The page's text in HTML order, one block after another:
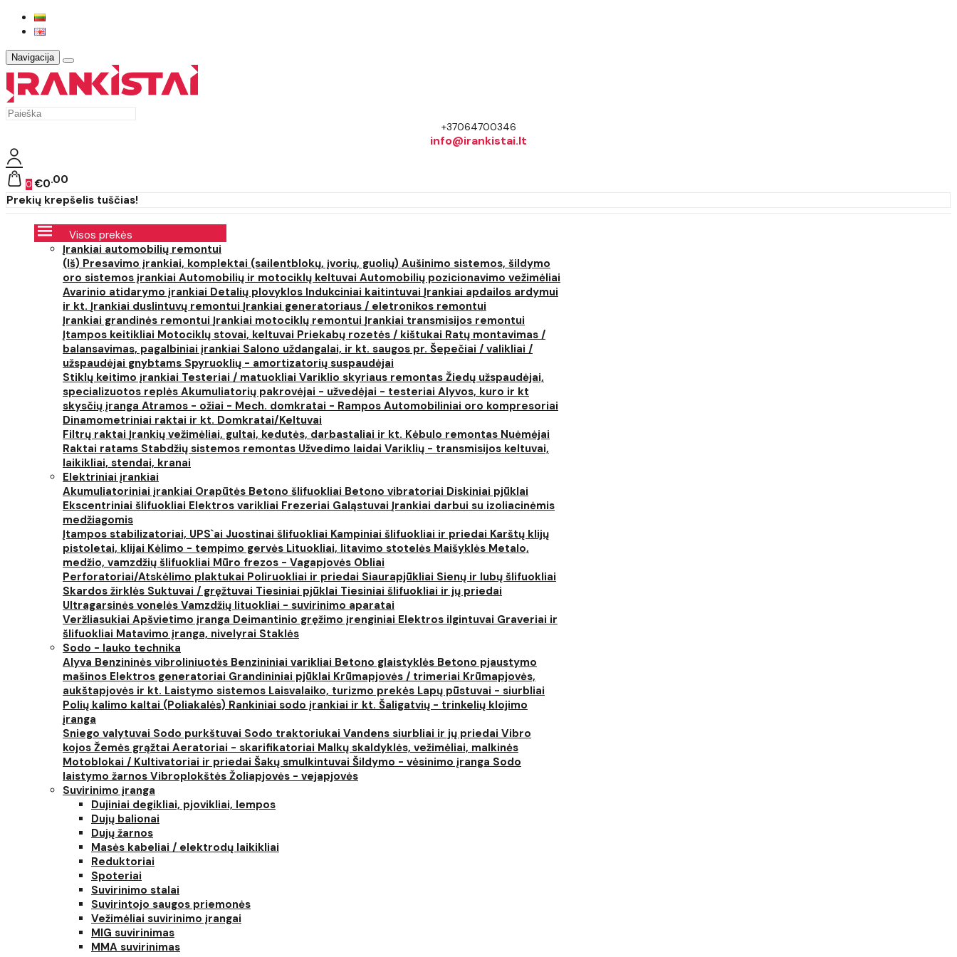
Navigacija
+37064700346
info@irankistai.lt
0 €0 00
Prekių krepšelis tuščias!
Visos prekės
Įrankiai automobilių remontui
(Iš) Presavimo įrankiai, komplektai (sailentblokų, įvorių, guolių) Aušinimo sistemos, šildymo
oro sistemos įrankiai Automobilių ir motociklų keltuvai Automobilių pozicionavimo vežimėliai
Avarinio atidarymo įrankiai Detalių plovyklos Indukciniai kaitintuvai Įrankiai apdailos ardymui
ir kt. Įrankiai duslintuvų remontui Įrankiai generatoriaus / eletronikos remontui
Įrankiai grandinės remontui Įrankiai motociklų remontui Įrankiai transmisijos remontui
Įtampos keitikliai Motociklų stovai, keltuvai Priekabų rozetės / kištukai Ratų montavimas /
balansavimas, pagalbiniai įrankiai Salono uždangalai, ir kt. saugos pr. Šepečiai / valikliai /
užspaudėjai gnybtams Spyruoklių - amortizatorių suspaudėjai
Stiklų keitimo įrankiai Testeriai / matuokliai Variklio skyriaus remontas Žiedų užspaudėjai,
specializuotos replės Akumuliatorių pakrovėjai - užvedėjai - testeriai Alyvos, kuro ir kt
skysčių įranga Atramos - ožiai - Mech. domkratai - Rampos Automobiliniai oro kompresoriai
Dinamometriniai raktai ir kt. Domkratai/Keltuvai
Filtrų raktai Įrankių vežimėliai, gultai, kedutės, darbastaliai ir kt. Kėbulo remontas Nuėmėjai
Raktai ratams Stabdžių sistemos remontas Užvedimo laidai Variklių - transmisijos keltuvai,
laikikliai, stendai, kranai
Elektriniai įrankiai
Akumuliatoriniai įrankiai Orapūtės Betono šlifuokliai Betono vibratoriai Diskiniai pjūklai
Ekscentriniai šlifuokliai Elektros varikliai Frezeriai Galąstuvai Įrankiai darbui su izoliacinėmis
medžiagomis
Įtampos stabilizatoriai, UPS`ai Juostinai šlifuokliai Kampiniai šlifuokliai ir priedai Karštų klijų
pistoletai, klijai Kėlimo - tempimo gervės Lituokliai, litavimo stotelės Maišyklės Metalo,
medžio, vamzdžių šlifuokliai Mūro frezos - Vagapjovės Obliai
Perforatoriai/Atskėlimo plaktukai Poliruokliai ir priedai Siaurapjūkliai Sienų ir lubų šlifuokliai
Skardos žirklės Suktuvai / gręžtuvai Tiesiniai pjūklai Tiesiniai šlifuokliai ir jų priedai
Ultragarsinės vonelės Vamzdžių lituokliai - suvirinimo aparatai
Veržliasukiai Apšvietimo įranga Deimantinio gręžimo įrenginiai Elektros ilgintuvai Graveriai ir
šlifuokliai Matavimo įranga, nivelyrai Staklės
Sodo - lauko technika
Alyva Benzininės vibroliniuotės Benzininiai varikliai Betono glaistyklės Betono pjaustymo
mašinos Elektros generatoriai Grandininiai pjūklai Krūmapjovės / trimeriai Krūmapjovės,
aukštapjovės ir kt. Laistymo sistemos Laisvalaiko, turizmo prekės Lapų pūstuvai - siurbliai
Polių kalimo kaltai (Poliakalės) Rankiniai sodo įrankiai ir kt. Šaligatvių - trinkelių klojimo
įranga
Sniego valytuvai Sodo purkštuvai Sodo traktoriukai Vandens siurbliai ir jų priedai Vibro
kojos Žemės grąžtai Aeratoriai - skarifikatoriai Malkų skaldyklės, vežimėliai, malkinės
Motoblokai / Kultivatoriai ir priedai Šakų smulkintuvai Šildymo - vėsinimo įranga Sodo
laistymo žarnos Vibroplokštės Žoliapjovės - vejapjovės
Suvirinimo įranga
Dujiniai degikliai, pjovikliai, lempos
Dujų balionai
Dujų žarnos
Masės kabeliai / elektrodų laikikliai
Reduktoriai
Spoteriai
Suvirinimo stalai
Suvirintojo saugos priemonės
Vežimėliai suvirinimo įrangai
MIG suvirinimas
MMA suvirinimas